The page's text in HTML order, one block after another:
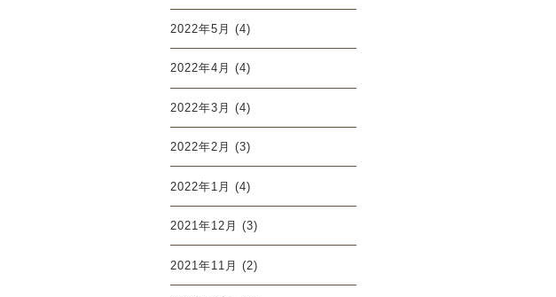
2022年5月 (4)
2022年4月 (4)
2022年3月 (4)
2022年2月 (3)
2022年1月 (4)
2021年12月 (3)
2021年11月 (2)